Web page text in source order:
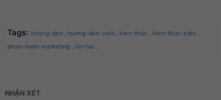
Tags: huong-dan , huong-dan-zalo , kien-thuc , kien-thuc-zalo ,
phan-mem-marketing ,tin-tuc ,
NHẬN XÉT